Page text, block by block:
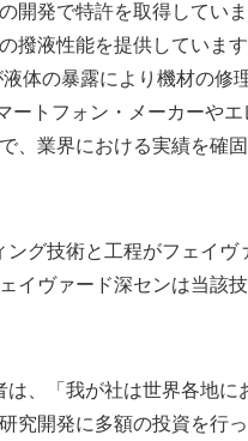
開発で特許を取得してい
撥液性能を提供していま
体の暴露により機材の修
トフォン・メーカーや
、業界における実績を確
グ技術と工程がフェイヴ
イヴァード深センは当該
、「我が社は世界各地に
究開発に多額の投資を行